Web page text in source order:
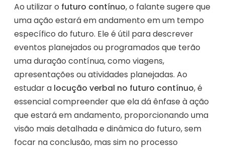
Ao utilizar o futuro contínuo, o falante sugere que
uma ação estará em andamento em um tempo
específico do futuro. Ele é útil para descrever
eventos planejados ou programados que terão
uma duração contínua, como viagens,
apresentações ou atividades planejadas. Ao
estudar a locução verbal no futuro contínuo, é
essencial compreender que ela dá ênfase à ação
que estará em andamento, proporcionando uma
visão mais detalhada e dinâmica do futuro, sem
focar na conclusão, mas sim no processo